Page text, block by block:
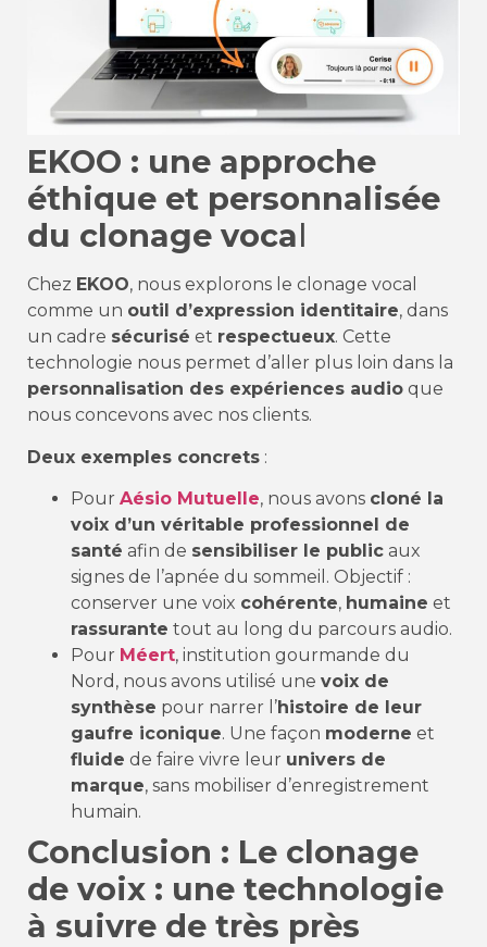
EKOO : une approche
éthique et personnalisée
du clonage vocal
Chez EKOO, nous explorons le clonage vocal
comme un outil d’expression identitaire, dans
un cadre sécurisé et respectueux. Cette
technologie nous permet d’aller plus loin dans la
personnalisation des expériences audio que
nous concevons avec nos clients.
Deux exemples concrets :
Pour Aésio Mutuelle, nous avons cloné la
voix d’un véritable professionnel de
santé afin de sensibiliser le public aux
signes de l’apnée du sommeil. Objectif :
conserver une voix cohérente, humaine et
rassurante tout au long du parcours audio.
Pour Méert, institution gourmande du
Nord, nous avons utilisé une voix de
synthèse pour narrer l’histoire de leur
gaufre iconique. Une façon moderne et
fluide de faire vivre leur univers de
marque, sans mobiliser d’enregistrement
humain.
Conclusion : Le clonage
de voix : une technologie
à suivre de très près